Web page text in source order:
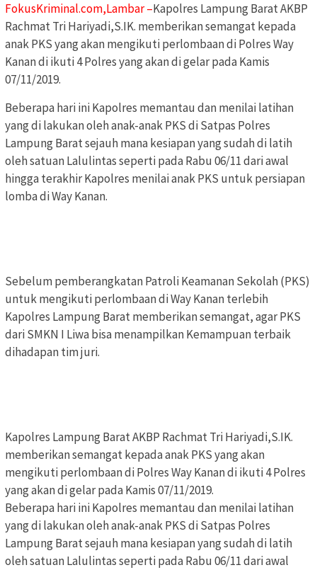
FokusKriminal.com,Lambar –Kapolres Lampung Barat AKBP
Rachmat Tri Hariyadi,S.IK. memberikan semangat kepada
anak PKS yang akan mengikuti perlombaan di Polres Way
Kanan di ikuti 4 Polres yang akan di gelar pada Kamis
07/11/2019.
Beberapa hari ini Kapolres memantau dan menilai latihan
yang di lakukan oleh anak-anak PKS di Satpas Polres
Lampung Barat sejauh mana kesiapan yang sudah di latih
oleh satuan Lalulintas seperti pada Rabu 06/11 dari awal
hingga terakhir Kapolres menilai anak PKS untuk persiapan
lomba di Way Kanan.
Sebelum pemberangkatan Patroli Keamanan Sekolah (PKS)
untuk mengikuti perlombaan di Way Kanan terlebih
Kapolres Lampung Barat memberikan semangat, agar PKS
dari SMKN I Liwa bisa menampilkan Kemampuan terbaik
dihadapan tim juri.
Kapolres Lampung Barat AKBP Rachmat Tri Hariyadi,S.IK.
memberikan semangat kepada anak PKS yang akan
mengikuti perlombaan di Polres Way Kanan di ikuti 4 Polres
yang akan di gelar pada Kamis 07/11/2019.
Beberapa hari ini Kapolres memantau dan menilai latihan
yang di lakukan oleh anak-anak PKS di Satpas Polres
Lampung Barat sejauh mana kesiapan yang sudah di latih
oleh satuan Lalulintas seperti pada Rabu 06/11 dari awal